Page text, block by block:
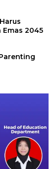
Emas 2045